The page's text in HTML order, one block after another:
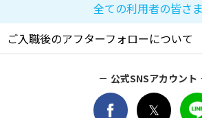
全ての利用者の皆さ
ご入職後のアフターフォローについて
公式SNSアカウント